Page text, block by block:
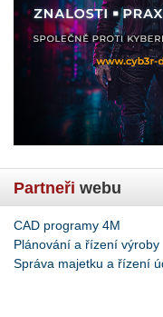
Partneři webu
CAD programy 4M
Plánování a řízení výroby
Správa majetku a řízení